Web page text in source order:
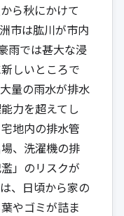
ら秋にかけて
市は肱川が市内
雨では甚大な浸
しいところで
量の雨水が排水
力を超えてし
地内の排水管
、洗濯機の排
」のリスクが
、日頃から家の
やゴミが詰ま